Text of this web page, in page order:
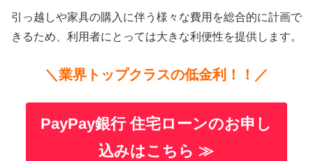
引っ越しや家具の購入に伴う様々な費用を総合的に計画で
きるため、利用者にとっては大きな利便性を提供します。
＼業界トップクラスの低金利！！／
PayPay銀行 住宅ローンのお申し
込みはこちら ≫